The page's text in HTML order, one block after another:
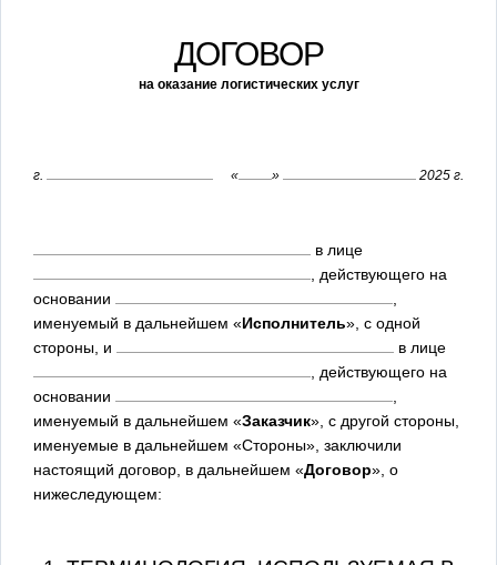
ДОГОВОР
на оказание логистических услуг
г. « » 2025 г.
в лице
, действующего на
основании
именуемый в дальнейшем «Исполнитель», с одной
стороны, и
в лице
, действующего на
основании
именуемый в дальнейшем «Заказчик», с другой стороны,
именуемые в дальнейшем «Стороны», заключили
настоящий договор, в дальнейшем «Договор», о
нижеследующем: